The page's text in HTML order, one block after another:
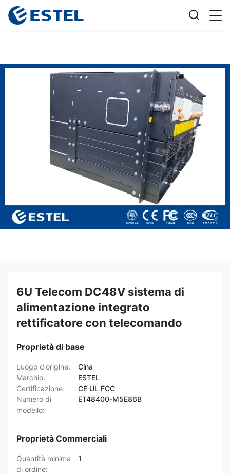
6U Telecom DC48V sistema di
alimentazione integrato
rettificatore con telecomando
Proprietà di base
Luogo d'origine:
Cina
Marchio:
ESTEL
Certificazione:
CE UL FCC
Numero di
modello:
ET48400-M5E86B
Proprietà Commerciali
Quantità minima
di ordine:
1